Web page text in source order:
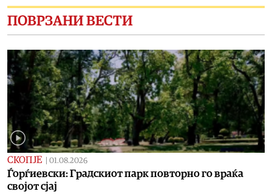
ПОВРЗАНИ ВЕСТИ
СКОПЈЕ | 01.08.2026
Ѓорѓиевски: Градскиот парк повторно го враќа
својот сјај